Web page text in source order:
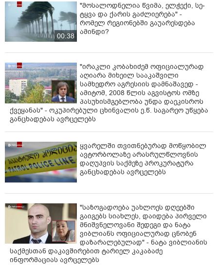
00:38
"მოსალოდნელია წვიმა, ელ­ჭე­ქი, სე­
ტყვა და ქა­რის გაძ­ლი­ე­რე­ბა" -
რომელ რეგიონებში გაუარესდება
ამინდი?
"ირაკლი კობახიძემ ოფიციალურად
აღიარა მიხეილ სააკაშვილი
სამხედრო აგრესიის დამნაშავედ -
ამიტომ, 2008 წლის აგვისტოს ომზე
პასუხისმგებლობა უნდა დაეკისროს
ქვეყანას" - ოკუპირებული ცხინვალის ე.წ. საგარეო უწყება
განცხადებას ავრცელებს
ყვარელში თვითნებურად მოწყობილ
ავტორბოლაზე არასრულწლოვნის
დაღუპვის საქმეზე პროკურატურა
განცხადებას ავრცელებს
"საზოგადოება უახლოეს დღეებში
გაიგებს სიახლეს, დაიდება პირველი
მნიშვნელოვანი შედეგი და ნატა
ვიბლიანს ოფიციალურად ცნობენ
დაზარალებულად" - ნატა ვიბლიანის
საქმესთან დაკავშირებით ტარიელ კაკაბაძე
ინფორმაციას ავრცელებს